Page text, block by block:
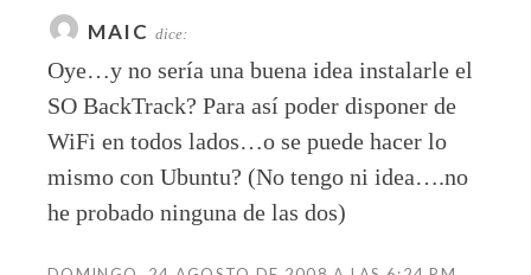
MAIC dice:
Oye…y no sería una buena idea instalarle el
SO BackTrack? Para así poder disponer de
WiFi en todos lados…o se puede hacer lo
mismo con Ubuntu? (No tengo ni idea….no
he probado ninguna de las dos)